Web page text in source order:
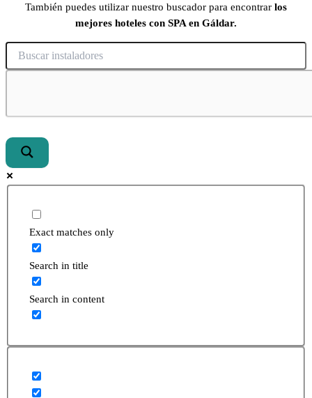
También puedes utilizar nuestro buscador para encontrar los
mejores hoteles con SPA en Gáldar.
Exact matches only
Search in title
Search in content